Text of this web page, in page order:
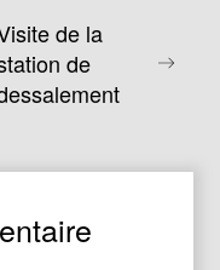
de la
de